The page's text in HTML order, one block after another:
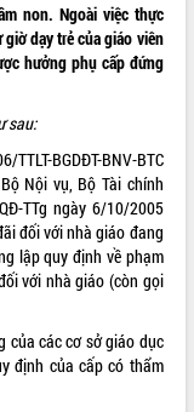
non. Ngoài việc thực
dạy trẻ của giáo viên
hưởng phụ cấp đứng
sau:
BGDĐT-BNV-BTC
Nội vụ, Bộ Tài chính
TTg ngày 6/10/2005
đối với nhà giáo đang
lập quy định về phạm
với nhà giáo (còn gọi
của các cơ sở giáo dục
định của cấp có thẩm